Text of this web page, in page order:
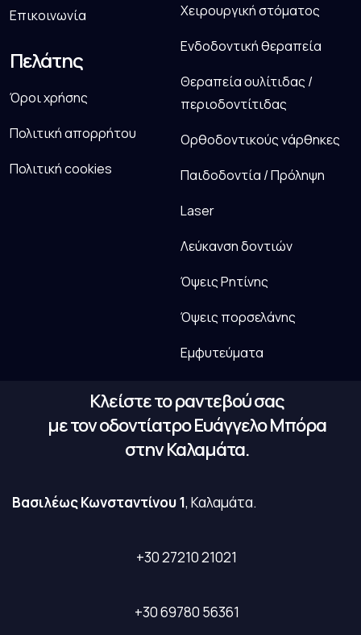
Επικοινωνία
Πελάτης
Όροι χρήσης
Πολιτική απορρήτου
Πολιτική cookies
Χειρουργική στόματος
Ενδοδοντική θεραπεία
Θεραπεία ουλίτιδας /
περιοδοντίτιδας
Ορθοδοντικούς νάρθηκες
Παιδοδοντία / Πρόληψη
Laser
Λεύκανση δοντιών
Όψεις Ρητίνης
Όψεις πορσελάνης
Εμφυτεύματα
Κλείστε το ραντεβού σας
με τον οδοντίατρο Ευάγγελο Μπόρα
στην Καλαμάτα.
Βασιλέως Κωνσταντίνου 1, Καλαμάτα.
+30 27210 21021
+30 69780 56361